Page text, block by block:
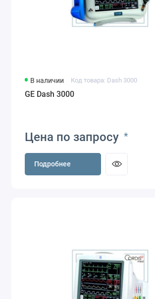
В наличии Код товара: Dash 3000
GE Dash 3000
Цена по запросу *
Подробнее